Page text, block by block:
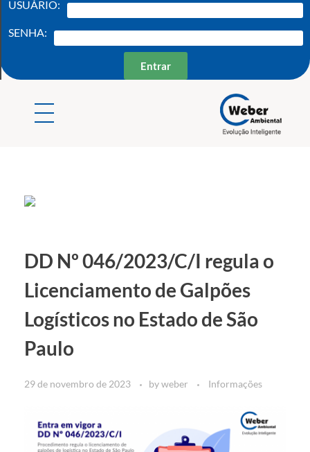
USUÁRIO:
SENHA:
Entrar
DD Nº 046/2023/C/I regula o
Licenciamento de Galpões
Logísticos no Estado de São
Paulo
29 de novembro de 2023 byweber Informações